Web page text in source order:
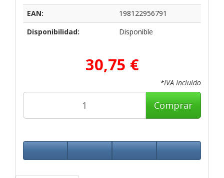
EAN:
198122956791
Disponibilidad:
Disponible
30,75 €
*IVA Incluido
Comprar